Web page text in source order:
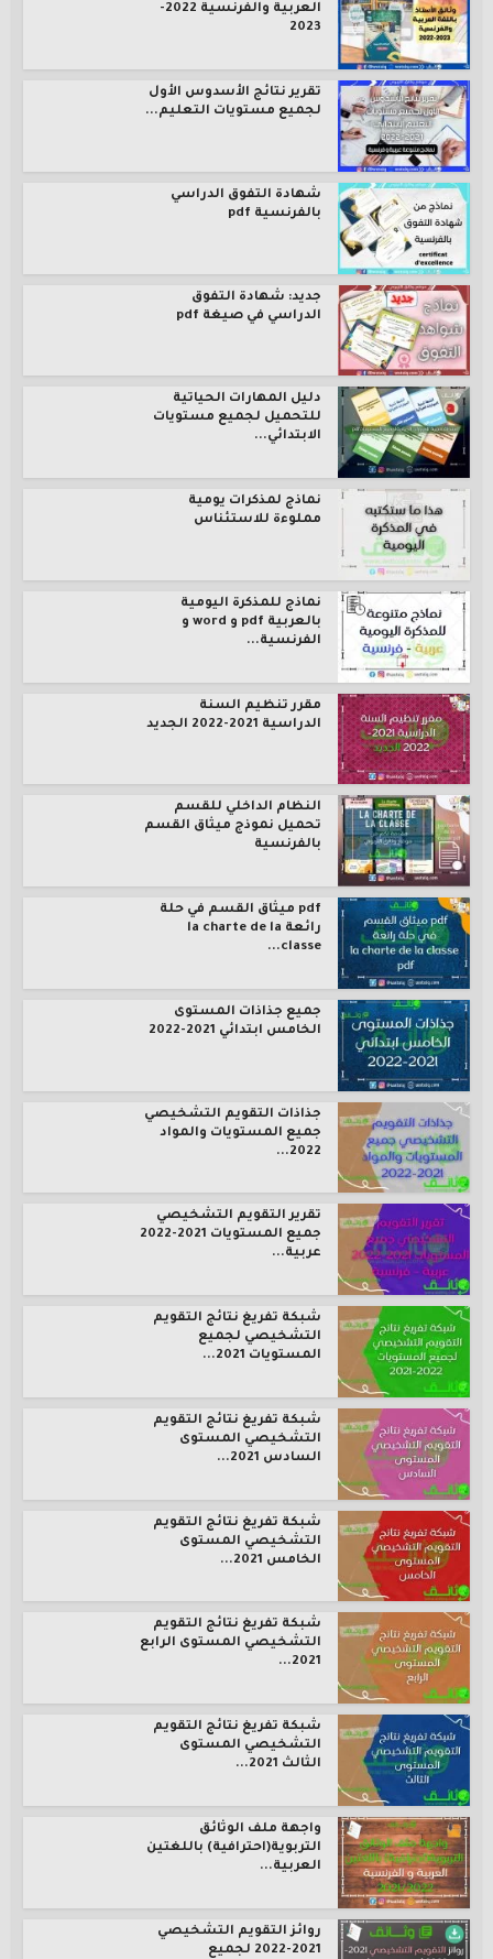
العربية والفرنسية 2022-
2023
تقرير نتائج الأسدوس الأول
لجميع مستويات التعليم...
شهادة التفوق الدراسي
بالفرنسية pdf
جديد: شهادة التفوق
الدراسي في صيغة pdf
دليل المهارات الحياتية
للتحميل لجميع مستويات
الابتدائي...
نماذج لمذكرات يومية
مملوءة للاستئناس
نماذج للمذكرة اليومية
بالعربية pdf و word و
الفرنسية...
مقرر تنظيم السنة
الدراسية 2021-2022 الجديد
النظام الداخلي للقسم
تحميل نموذج ميثاق القسم
بالفرنسية
pdf ميثاق القسم في حلة
رائعة la charte de la
classe...
جميع جذاذات المستوى
الخامس ابتدائي 2021-2022
جذاذات التقويم التشخيصي
جميع المستويات والمواد
2022...
تقرير التقويم التشخيصي
جميع المستويات 2021-2022
عربية...
شبكة تفريغ نتائج التقويم
التشخيصي لجميع
المستويات 2021...
شبكة تفريغ نتائج التقويم
التشخيصي المستوى
السادس 2021...
شبكة تفريغ نتائج التقويم
التشخيصي المستوى
الخامس 2021...
شبكة تفريغ نتائج التقويم
التشخيصي المستوى الرابع
2021...
شبكة تفريغ نتائج التقويم
التشخيصي المستوى
الثالث 2021...
واجهة ملف الوثائق
التربوية(احترافية) باللغتين
العربية...
روائز التقويم التشخيصي
2021-2022 لجميع